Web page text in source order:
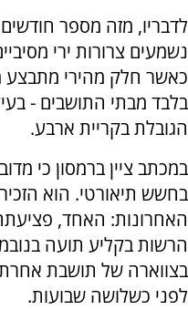
לדבריו, מזה מספר
נשמעים צרורות ירי
כאשר חלק מהירי מתבצע
בלבד מבתי התושבים -
הגובלת בקריית ארבע.
במכתב ציין ברמסון כי
בחשש תיאורטי. הוא
האחרונות: האחד,
בצווארה של תושבת
לפני כשלושה שבועות.